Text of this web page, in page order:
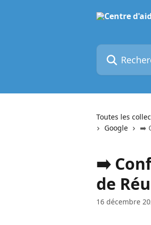
Rechercher un
Toutes les
Google
➡️
➡️
de
16 décembre